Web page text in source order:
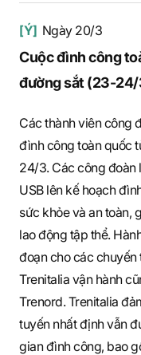
[Ý] Ngày 20/3
Cuộc đình công
đường sắt (23-
Các thành viên công
đình công toàn quốc
24/3. Các công đoàn
USB lên kế hoạch
sức khỏe và an toàn,
lao động tập thể.
đoạn cho các
Trenitalia vận hành
Trenord. Trenitalia
tuyến nhất định vẫn
gian đình công, bao